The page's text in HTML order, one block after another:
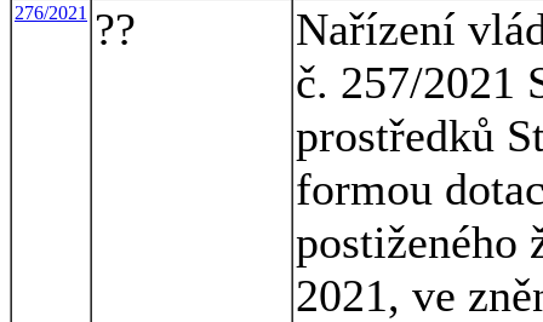
276/2021 ??
Nařízení
č. 257/2021
prostředků
formou
postiženého
2021, ve